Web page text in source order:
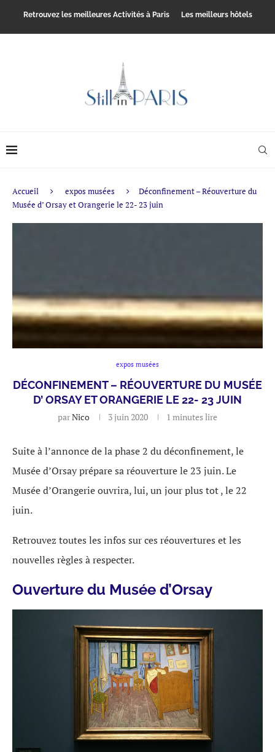
Retrouvez les meilleures Activités à Paris Les meilleurs hôtels
Accueil expos musées
Déconfinement – Réouverture du
Musée d’ Orsay et Orangerie le 22- 23 juin
expos musées
DÉCONFINEMENT – RÉOUVERTURE DU MUSÉE
D’ ORSAY ET ORANGERIE LE 22- 23 JUIN
parNico 3 juin 2020 1 minutes lire
Suite à l’annonce de la phase 2 du déconfinement, le
Musée d’Orsay prépare sa réouverture le 23 juin. Le
Musée d’Orangerie ouvrira, lui, un jour plus tot , le 22
juin.
Retrouvez toutes les infos sur ces réouvertures et les
nouvelles règles à respecter.
Ouverture du Musée d’Orsay